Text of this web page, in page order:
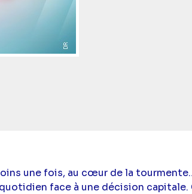
une fois, au cœur de la
face à une décision